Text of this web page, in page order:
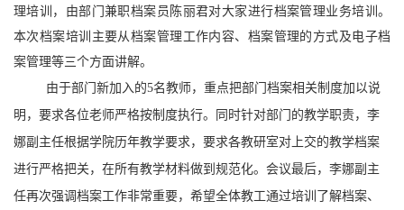
理培训，由部门兼职档案员陈丽君对大家进行档案管理业务培训。
本次档案培训主要从档案管理工作内容、档案管理的方式及电子档
案管理等三个方面讲解。
由于部门新加入的5名教师，重点把部门档案相关制度加以说
明，要求各位老师严格按制度执行。
同时针对部门的教学职责，李
娜副主任根据学院历年教学要求，要求各教研室对上交的教学档案
进行严格把关，在所有教学材料做到规范化。 会议最后， 李娜副 主
任再次强调档案工作非常重要，希望全体教工通过培训了解档案、